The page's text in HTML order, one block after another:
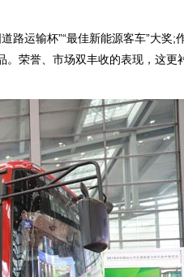
运输杯”“最佳新能源客车”大奖
荣誉、市场双丰收的表现，这